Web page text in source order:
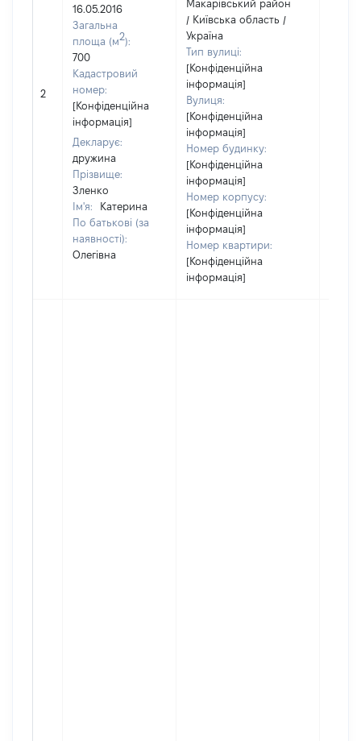
2
16.05.2016
Загальна
площа (м2):
700
Кадастровий
номер:
[Конфіденційна
інформація]
Декларує:
дружина
Прізвище:
Зленко
Ім'я:
Катерина
По батькові (за
наявності):
Олегівна
Макарівський район
/ Київська область /
Україна
Тип вулиці:
[Конфіденційна
інформація]
Вулиця:
[Конфіденційна
інформація]
Номер будинку:
[Конфіденційна
інформація]
Номер корпусу:
[Конфіденційна
інформація]
Номер квартири:
[Конфіденційна
інформація]